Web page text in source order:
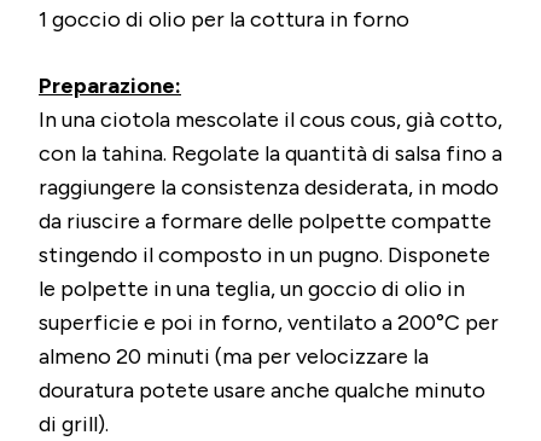
1 goccio di olio per la cottura in forno
Preparazione:
In una ciotola mescolate il cous cous, già cotto,
con la tahina. Regolate la quantità di salsa fino a
raggiungere la consistenza desiderata, in modo
da riuscire a formare delle polpette compatte
stingendo il composto in un pugno. Disponete
le polpette in una teglia, un goccio di olio in
superficie e poi in forno, ventilato a 200°C per
almeno 20 minuti (ma per velocizzare la
douratura potete usare anche qualche minuto
di grill).